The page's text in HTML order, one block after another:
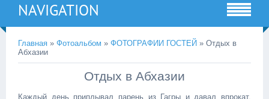
NAVIGATION
Главная » Фотоальбом » ФОТОГРАФИИ ГОСТЕЙ » Отдых в
Абхазии
Отдых в Абхазии
Каждый день приплывал парень из Гагры и давал впрокат.